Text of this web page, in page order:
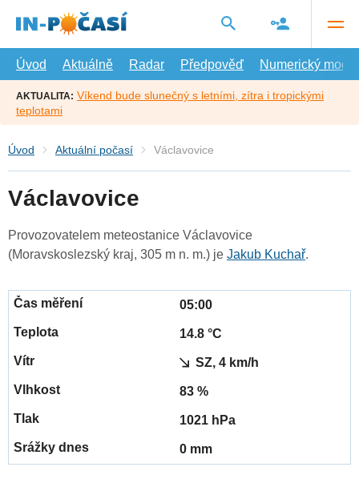
hlavní
Úvod
Aktuálně Radar Předpověď Numerický model
AKTUALITA: Víkend bude slunečný s letními, zítra i tropickými
teplotami
Úvod Aktuální počasí Václavovice
Václavovice
Provozovatelem meteostanice Václavovice
(Moravskoslezský kraj, 305 m n. m.) je Jakub Kuchař.
05:00
14.8 °C
SZ, 4 km/h
83 %
1021 hPa
0 mm